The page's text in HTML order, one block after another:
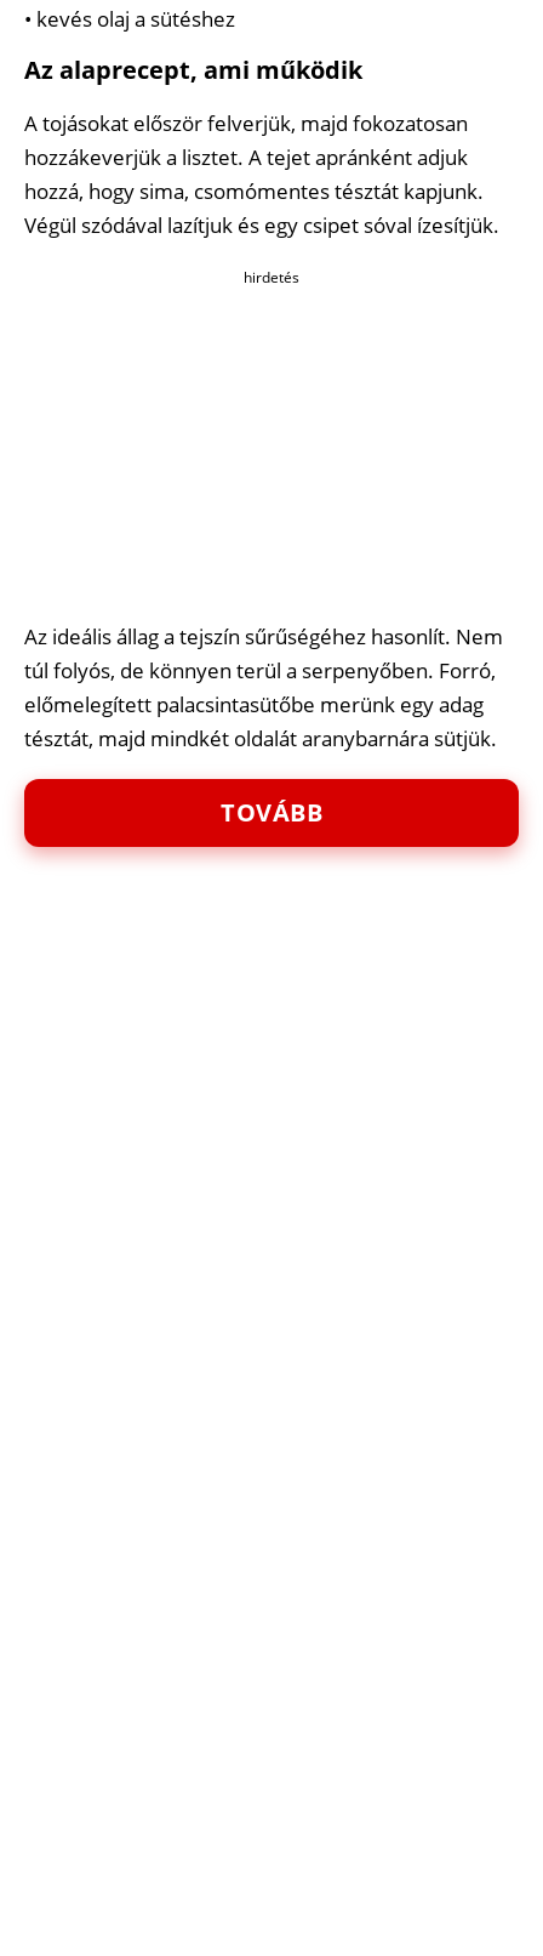
• kevés olaj a sütéshez
Az alaprecept, ami működik
A tojásokat először felverjük, majd fokozatosan
hozzákeverjük a lisztet. A tejet apránként adjuk
hozzá, hogy sima, csomómentes tésztát kapjunk.
Végül szódával lazítjuk és egy csipet sóval ízesítjük.
hirdetés
Az ideális állag a tejszín sűrűségéhez hasonlít. Nem
túl folyós, de könnyen terül a serpenyőben. Forró,
előmelegített palacsintasütőbe merünk egy adag
tésztát, majd mindkét oldalát aranybarnára sütjük.
TOVÁBB